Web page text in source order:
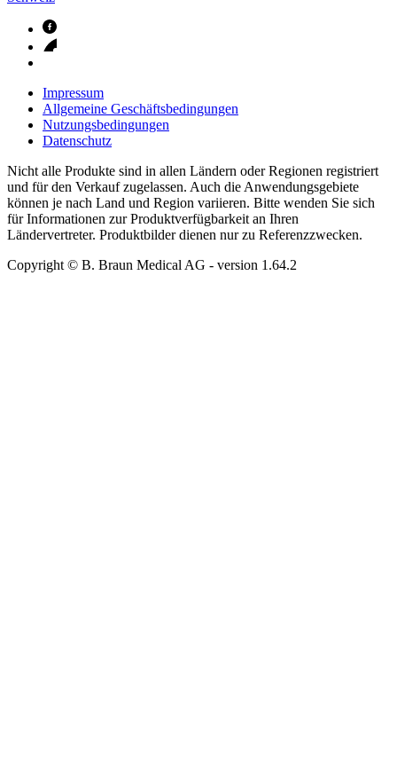
Impressum
Allgemeine Geschäftsbedingungen
Nutzungsbedingungen
Datenschutz
Nicht alle Produkte sind in allen Ländern oder Regionen registriert
und für den Verkauf zugelassen. Auch die Anwendungsgebiete
können je nach Land und Region variieren. Bitte wenden Sie sich
für Informationen zur Produktverfügbarkeit an Ihren
Ländervertreter. Produktbilder dienen nur zu Referenzzwecken.
Copyright © B. Braun Medical AG - version 1.64.2